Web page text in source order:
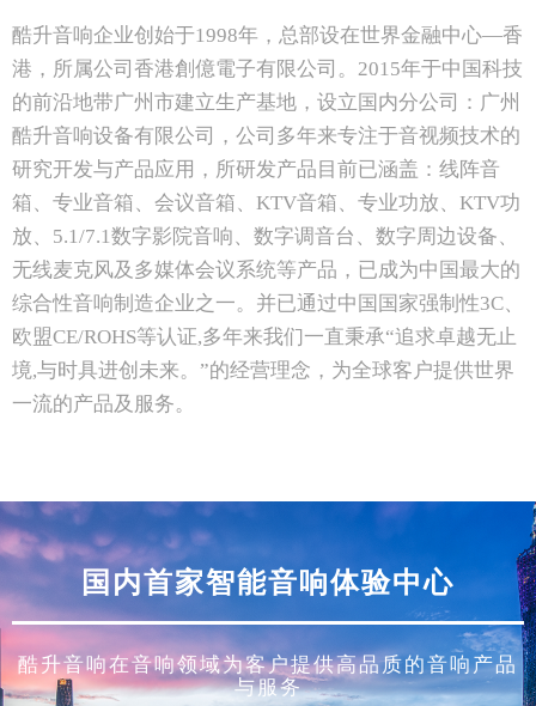
酷升音响企业创始于1998年，总部设在世界金融中心—香
港，所属公司香港創億電子有限公司。2015年于中国科技
的前沿地带广州市建立生产基地，设立国内分公司：广州
酷升音响设备有限公司，公司多年来专注于音视频技术的
研究开发与产品应用，所研发产品目前已涵盖：线阵音
箱、专业音箱、会议音箱、KTV音箱、专业功放、KTV功
放、5.1/7.1数字影院音响、数字调音台、数字周边设备、
无线麦克风及多媒体会议系统等产品，已成为中国最大的
综合性音响制造企业之一。并已通过中国国家强制性3C、
欧盟CE/ROHS等认证,多年来我们一直秉承“追求卓越无止
境,与时具进创未来。”的经营理念，为全球客户提供世界
一流的产品及服务。
国内首家智能音响体验中心
酷升音响在音响领域为客户提供高品质的音响产品
与服务